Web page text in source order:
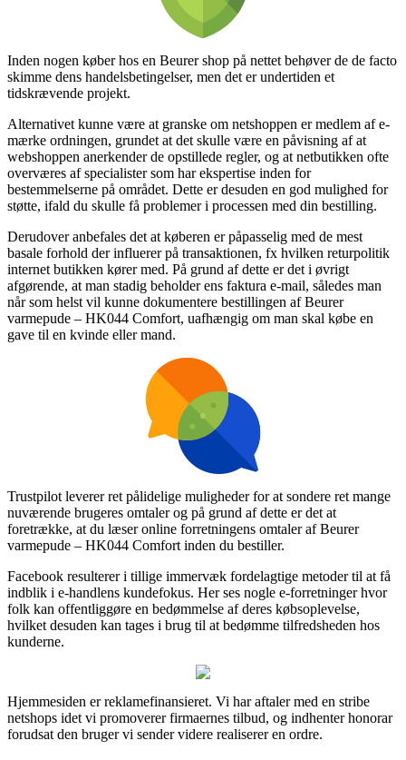
Inden nogen køber hos en Beurer shop på nettet behøver de de facto
skimme dens handelsbetingelser, men det er undertiden et
tidskrævende projekt.
Alternativet kunne være at granske om netshoppen er medlem af e-
mærke ordningen, grundet at det skulle være en påvisning af at
webshoppen anerkender de opstillede regler, og at netbutikken ofte
overværes af specialister som har ekspertise inden for
bestemmelserne på området. Dette er desuden en god mulighed for
støtte, ifald du skulle få problemer i processen med din bestilling.
Derudover anbefales det at køberen er påpasselig med de mest
basale forhold der influerer på transaktionen, fx hvilken returpolitik
internet butikken kører med. På grund af dette er det i øvrigt
afgørende, at man stadig beholder ens faktura e-mail, således man
når som helst vil kunne dokumentere bestillingen af Beurer
varmepude – HK044 Comfort, uafhængig om man skal købe en
gave til en kvinde eller mand.
Trustpilot leverer ret pålidelige muligheder for at sondere ret mange
nuværende brugeres omtaler og på grund af dette er det at
foretrække, at du læser online forretningens omtaler af Beurer
varmepude – HK044 Comfort inden du bestiller.
Facebook resulterer i tillige immervæk fordelagtige metoder til at få
indblik i e-handlens kundefokus. Her ses nogle e-forretninger hvor
folk kan offentliggøre en bedømmelse af deres købsoplevelse,
hvilket desuden kan tages i brug til at bedømme tilfredsheden hos
kunderne.
Hjemmesiden er reklamefinansieret. Vi har aftaler med en stribe
netshops idet vi promoverer firmaernes tilbud, og indhenter honorar
forudsat den bruger vi sender videre realiserer en ordre.